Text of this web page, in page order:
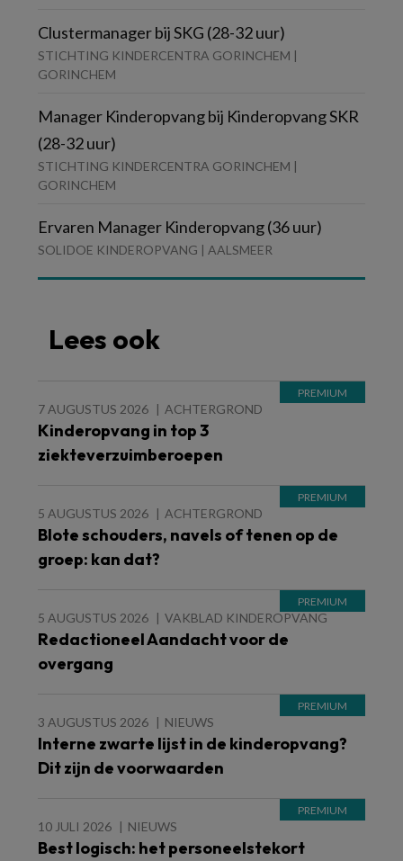
Clustermanager bij SKG (28-32 uur)
STICHTING KINDERCENTRA GORINCHEM |
GORINCHEM
Manager Kinderopvang bij Kinderopvang SKR
(28-32 uur)
STICHTING KINDERCENTRA GORINCHEM |
GORINCHEM
Ervaren Manager Kinderopvang (36 uur)
SOLIDOE KINDEROPVANG | AALSMEER
Lees ook
7 AUGUSTUS 2026 ACHTERGROND
Kinderopvang in top 3
ziekteverzuimberoepen
5 AUGUSTUS 2026 ACHTERGROND
Blote schouders, navels of tenen op de
groep: kan dat?
5 AUGUSTUS 2026 VAKBLAD KINDEROPVANG
Redactioneel Aandacht voor de
overgang
3 AUGUSTUS 2026 NIEUWS
Interne zwarte lijst in de kinderopvang?
Dit zijn de voorwaarden
10 JULI 2026 NIEUWS
Best logisch: het personeelstekort